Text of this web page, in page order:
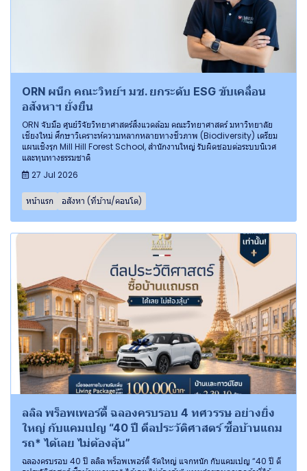
ORN ผนึก คณะวิทย์ฯ มช. ยกระดับ ESG ขับเคลื่อน
อสังหาฯ ยั่งยืน
ORN จับมือ ศูนย์วิจัยวิทยาศาสตร์สิ่งแวดล้อม คณะวิทยาศาสตร์ มหาวิทยาลัย
เชียงใหม่ ศึกษาวิเคราะห์ความหลากหลายทางชีวภาพ (Biodiversity) เตรียม
แผนเชิงรุก Mill Hill Forest School, สำนักงานใหญ่ รับผิดชอบต่อระบบนิเวศ
และทุนทางธรรมชาติ
27 Jul 2026
หน้าแรก อสังหา (ที่บ้าน/คอนโด)
ลลิล พร็อพเพอร์ตี้ ฉลองครบรอบ 4 ทศวรรษ อย่างยิ่ง
ใหญ่ กับแคมเปญ “40 ปี ดีลประวัติศาสตร์ ซื้อบ้านแถม
รถ* ได้เลย ไม่ต้องลุ้น”
ฉลองครบรอบ 40 ปี ลลิล พร็อพเพอร์ตี้ จัดใหญ่ แจกหนัก กับแคมเปญ “40 ปี ดี